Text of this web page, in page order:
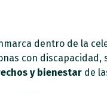
dentro de la
con discapacidad,
y bienestarde